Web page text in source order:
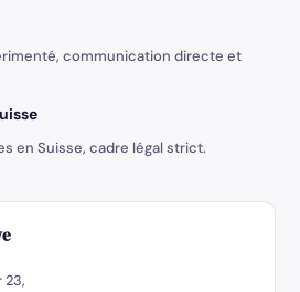
communication directe et
en Suisse, cadre légal strict.
23,